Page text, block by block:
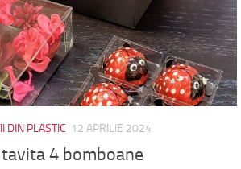
DIN PLASTIC 12 APRILIE 2024
4 bomboane